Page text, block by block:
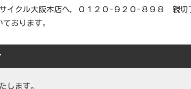
イクル大阪本店へ，０１２０-９２０-８９８ 親切
おります。
します。